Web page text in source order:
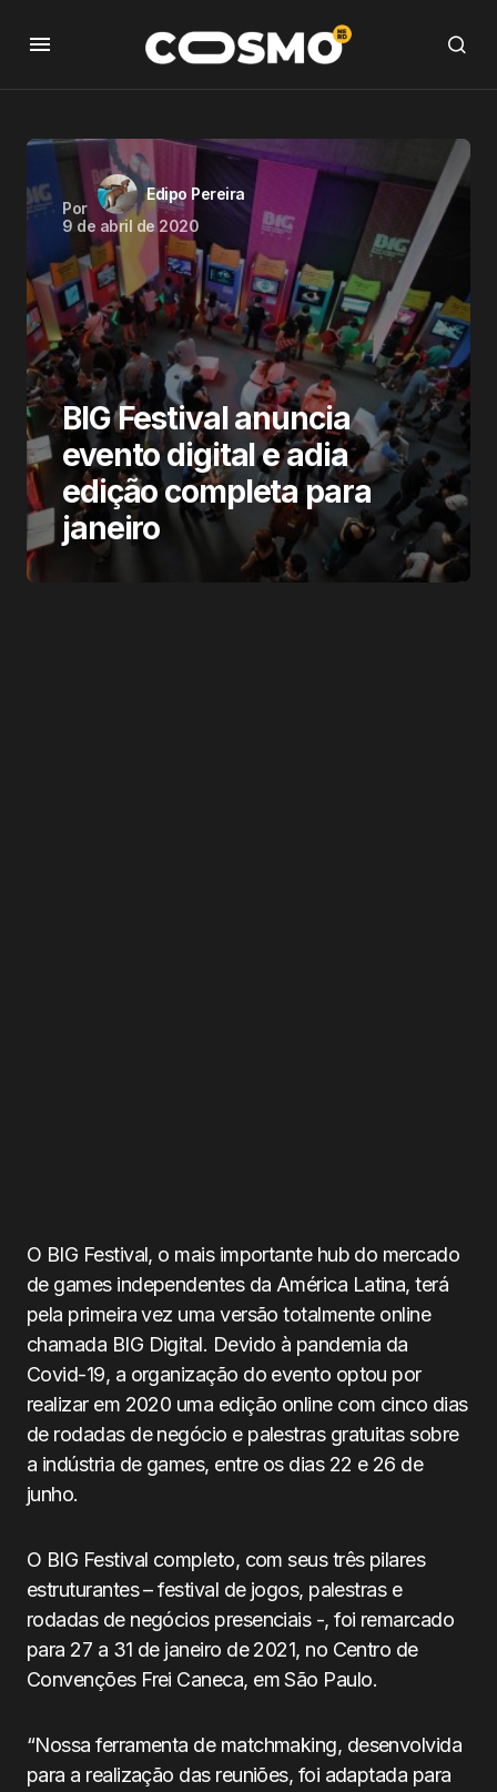
Por
Edipo Pereira
9 de abril de 2020
BIG Festival anuncia
evento digital e adia
edição completa para
janeiro
O BIG Festival, o mais importante hub do mercado
de games independentes da América Latina, terá
pela primeira vez uma versão totalmente online
chamada BIG Digital. Devido à pandemia da
Covid-19, a organização do evento optou por
realizar em 2020 uma edição online com cinco dias
de rodadas de negócio e palestras gratuitas sobre
a indústria de games, entre os dias 22 e 26 de
junho.
O BIG Festival completo, com seus três pilares
estruturantes – festival de jogos, palestras e
rodadas de negócios presenciais -, foi remarcado
para 27 a 31 de janeiro de 2021, no Centro de
Convenções Frei Caneca, em São Paulo.
“Nossa ferramenta de matchmaking, desenvolvida
para a realização das reuniões, foi adaptada para